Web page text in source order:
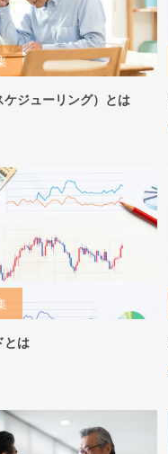
ケジューリング）とは
とは